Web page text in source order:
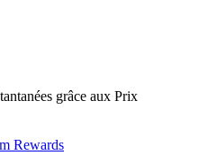
grâce aux Prix
Rewards